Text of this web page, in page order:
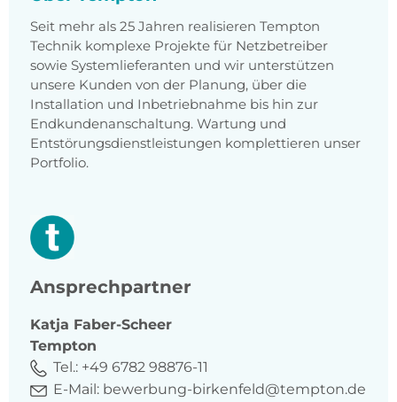
Seit mehr als 25 Jahren realisieren Tempton
Technik komplexe Projekte für Netzbetreiber
sowie Systemlieferanten und wir unterstützen
unsere Kunden von der Planung, über die
Installation und Inbetriebnahme bis hin zur
Endkundenanschaltung. Wartung und
Entstörungsdienstleistungen komplettieren unser
Portfolio.
Ansprechpartner
Katja Faber-Scheer
Tempton
Tel.: +49 6782 98876-11
E-Mail: bewerbung-birkenfeld@tempton.de